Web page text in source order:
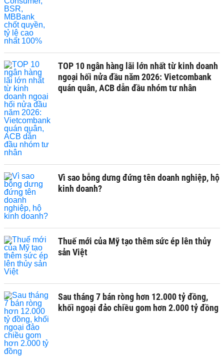
TOP 10 ngân hàng lãi lớn nhất từ kinh doanh
ngoại hối nửa đầu năm 2026: Vietcombank
quán quân, ACB dẫn đầu nhóm tư nhân
Vì sao bỗng dưng đứng tên doanh nghiệp, hộ
kinh doanh?
Thuế mới của Mỹ tạo thêm sức ép lên thủy
sản Việt
Sau tháng 7 bán ròng hơn 12.000 tỷ đồng,
khối ngoại đảo chiều gom hơn 2.000 tỷ đồng